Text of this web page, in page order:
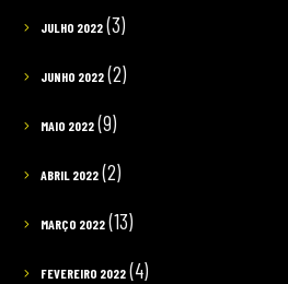
JULHO 2022(3)
JUNHO 2022(2)
MAIO 2022(9)
ABRIL 2022(2)
MARÇO 2022(13)
FEVEREIRO 2022(4)